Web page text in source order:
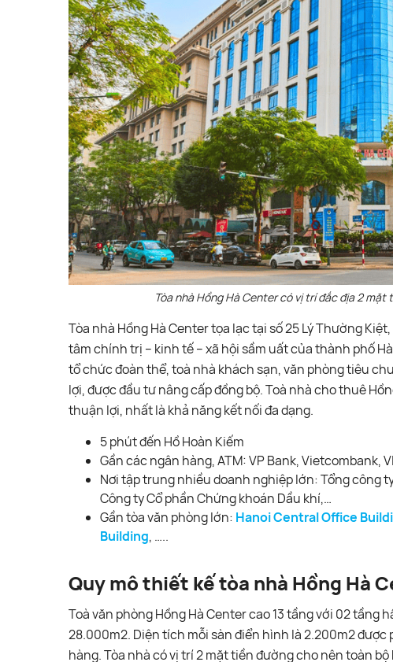
Tòa nhà Hồng Hà Center có vị trí đắc địa 2 mặt
Tòa nhà Hồng Hà Center tọa lạc tại số 25 Lý Thường
tâm chính trị – kinh tế – xã hội sầm uất của thành phố
tổ chức đoàn thể, toà nhà khách sạn, văn phòng tiêu
lợi, được đầu tư nâng cấp đồng bộ. Toà nhà cho thuê
thuận lợi, nhất là khả năng kết nối đa dạng.
5 phút đến Hồ Hoàn Kiếm
Gần các ngân hàng, ATM: VP Bank, Vietcombank,
Nơi tập trung nhiều doanh nghiệp lớn: Tổng công
Công ty Cổ phần Chứng khoán Dầu khí,…
Gần tòa văn phòng lớn: Hanoi Central Office
Building, …..
Quy mô thiết kế tòa nhà Hồng Hà
Toà văn phòng Hồng Hà Center cao 13 tầng với 02
28.000m2. Diện tích mỗi sàn điển hình là 2.200m2
hàng. Tòa nhà có vị trí 2 mặt tiền đường cho nên toàn